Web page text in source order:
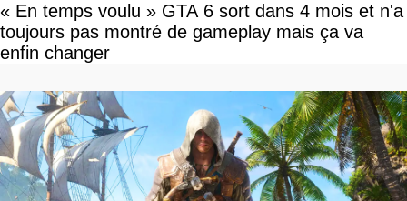
« En temps voulu » GTA 6 sort dans 4 mois et n'a
toujours pas montré de gameplay mais ça va
enfin changer